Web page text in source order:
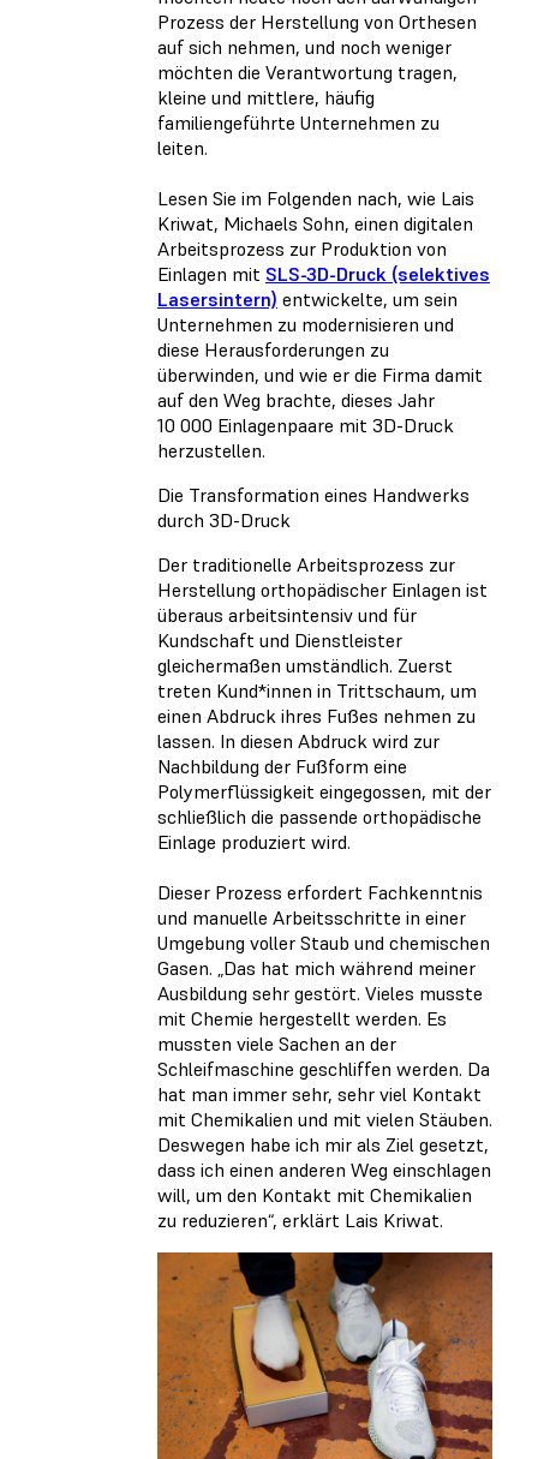
Prozess der Herstellung von Orthesen
auf sich nehmen, und noch weniger
möchten die Verantwortung tragen,
kleine und mittlere, häufig
familiengeführte Unternehmen zu
leiten.
Lesen Sie im Folgenden nach, wie Lais
Kriwat, Michaels Sohn, einen digitalen
Arbeitsprozess zur Produktion von
Einlagen mit SLS-3D-Druck (selektives
Lasersintern) entwickelte, um sein
Unternehmen zu modernisieren und
diese Herausforderungen zu
überwinden, und wie er die Firma damit
auf den Weg brachte, dieses Jahr
10 000 Einlagenpaare mit 3D-Druck
herzustellen.
Die Transformation eines Handwerks
durch 3D-Druck
Der traditionelle Arbeitsprozess zur
Herstellung orthopädischer Einlagen ist
überaus arbeitsintensiv und für
Kundschaft und Dienstleister
gleichermaßen umständlich. Zuerst
treten Kund*innen in Trittschaum, um
einen Abdruck ihres Fußes nehmen zu
lassen. In diesen Abdruck wird zur
Nachbildung der Fußform eine
Polymerflüssigkeit eingegossen, mit der
schließlich die passende orthopädische
Einlage produziert wird.
Dieser Prozess erfordert Fachkenntnis
und manuelle Arbeitsschritte in einer
Umgebung voller Staub und chemischen
Gasen. „Das hat mich während meiner
Ausbildung sehr gestört. Vieles musste
mit Chemie hergestellt werden. Es
mussten viele Sachen an der
Schleifmaschine geschliffen werden. Da
hat man immer sehr, sehr viel Kontakt
mit Chemikalien und mit vielen Stäuben.
Deswegen habe ich mir als Ziel gesetzt,
dass ich einen anderen Weg einschlagen
will, um den Kontakt mit Chemikalien
zu reduzieren“, erklärt Lais Kriwat.